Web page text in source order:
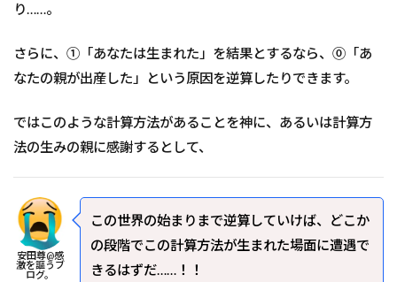
り……。
さらに、①「あなたは生まれた」を結果とするなら、⓪「あ
なたの親が出産した」という原因を逆算したりできます。
ではこのような計算方法があることを神に、あるいは計算方
法の生みの親に感謝するとして、
安田尊@感
激を謳うブ
ログ。
この世界の始まりまで逆算していけば、どこか
の段階でこの計算方法が生まれた場面に遭遇で
きるはずだ……！！